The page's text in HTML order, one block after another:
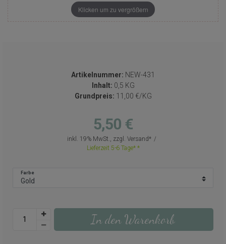
Klicken um zu vergrößern
Artikelnummer: NEW-431
Inhalt: 0,5 KG
Grundpreis: 11,00 €/KG
5,50 €
inkl. 19% MwSt., zzgl. Versand
Lieferzeit 5-6 Tage*
Farbe
In den Warenkorb